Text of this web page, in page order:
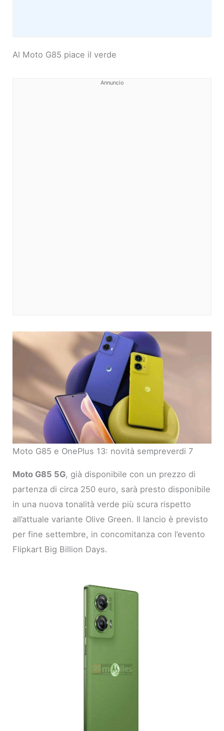
Al Moto G85 piace il verde
Annuncio
Moto G85 e OnePlus 13: novità sempreverdi 7
Moto G85 5G, già disponibile con un prezzo di
partenza di circa 250 euro, sarà presto disponibile
in una nuova tonalità verde più scura rispetto
all’attuale variante Olive Green. Il lancio è previsto
per fine settembre, in concomitanza con l’evento
Flipkart Big Billion Days.